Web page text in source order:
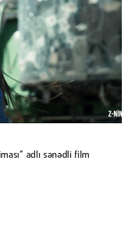
adlı sənədli film